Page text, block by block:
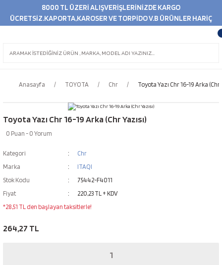
8000 TL ÜZERİ ALIŞVERİŞLERİNİZDE KARGO
ÜCRETSİZ.KAPORTA,KAROSER VE TORPİDO V.B ÜRÜNLER HARİÇ
Anasayfa TOYOTA Chr Toyota Yazı Chr 16-19 Arka (Chr
Toyota Yazı Chr 16-19 Arka (Chr Yazısı)
0 Puan - 0 Yorum
Kategori
Chr
Marka
ITAQI
Stok Kodu
75442-F4011
Fiyat
220,23 TL + KDV
*28,51 TL den başlayan taksitlerle!
264,27 TL